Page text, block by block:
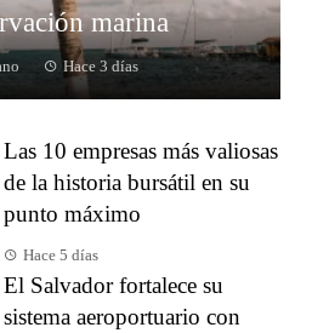
marina
Hace 3 días
Las 10 empresas más valiosas
de la historia bursátil en su
punto máximo
Hace 5 días
El Salvador fortalece su
sistema aeroportuario con